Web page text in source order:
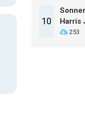
10
Harris
253